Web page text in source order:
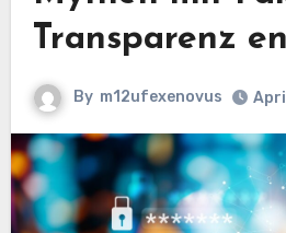
Transparenz
By m12ufexenovus